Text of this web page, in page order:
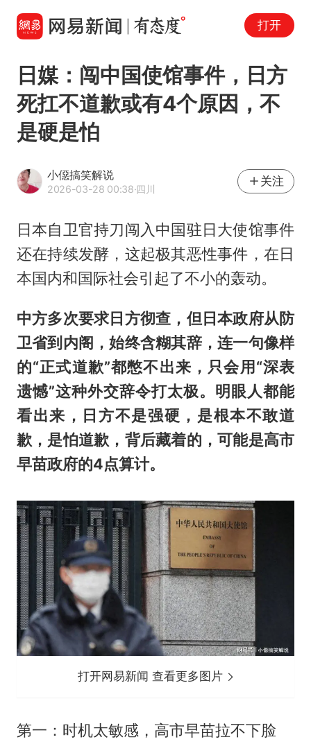
打开
日媒：闯中国使馆事件，日方
死扛不道歉或有4个原因，不
是硬是怕
小僫搞笑解说
2026-03-28 00:38·四川
关注
日本自卫官持刀闯入中国驻日大使馆事件
还在持续发酵，这起极其恶性事件，在日
本国内和国际社会引起了不小的轰动。
中方多次要求日方彻查，但日本政府从防
卫省到内阁，始终含糊其辞，连一句像样
的“正式道歉”都憋不出来，只会用“深表
遗憾”这种外交辞令打太极。明眼人都能
看出来，日方不是强硬，是根本不敢道
歉，是怕道歉，背后藏着的，可能是高市
早苗政府的4点算计。
打开网易新闻 查看更多图片
第一：时机太敏感，高市早苗拉不下脸